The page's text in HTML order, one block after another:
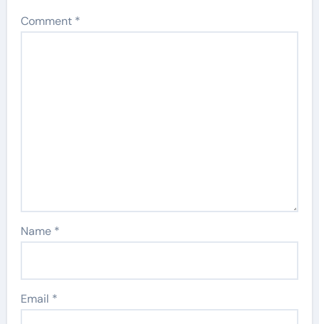
Comment *
Name *
Email *